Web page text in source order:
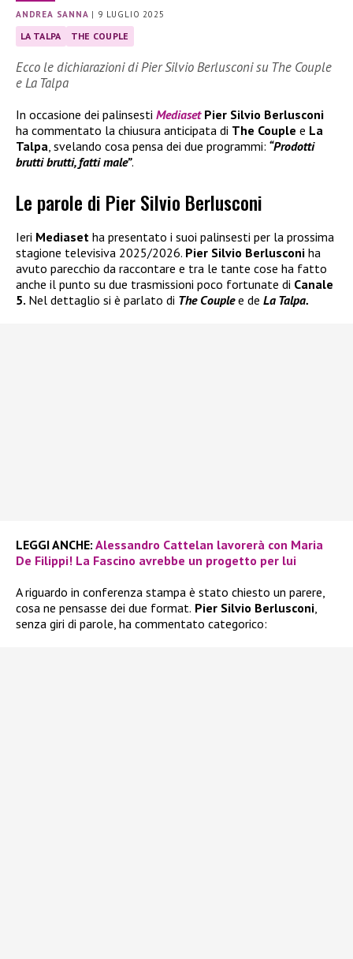
ANDREA SANNA | 9 LUGLIO 2025
LA TALPA THE COUPLE
Ecco le dichiarazioni di Pier Silvio Berlusconi su The Couple
e La Talpa
In occasione dei palinsesti Mediaset Pier Silvio Berlusconi
ha commentato la chiusura anticipata di The Couple e La
Talpa, svelando cosa pensa dei due programmi: “Prodotti
brutti brutti, fatti male”.
Le parole di Pier Silvio Berlusconi
Ieri Mediaset ha presentato i suoi palinsesti per la prossima
stagione televisiva 2025/2026. Pier Silvio Berlusconi ha
avuto parecchio da raccontare e tra le tante cose ha fatto
anche il punto su due trasmissioni poco fortunate di Canale
5. Nel dettaglio si è parlato di The Couplee de La Talpa.
LEGGI ANCHE: Alessandro Cattelan lavorerà con Maria
De Filippi! La Fascino avrebbe un progetto per lui
A riguardo in conferenza stampa è stato chiesto un parere,
cosa ne pensasse dei due format. Pier Silvio Berlusconi
senza giri di parole, ha commentato categorico: